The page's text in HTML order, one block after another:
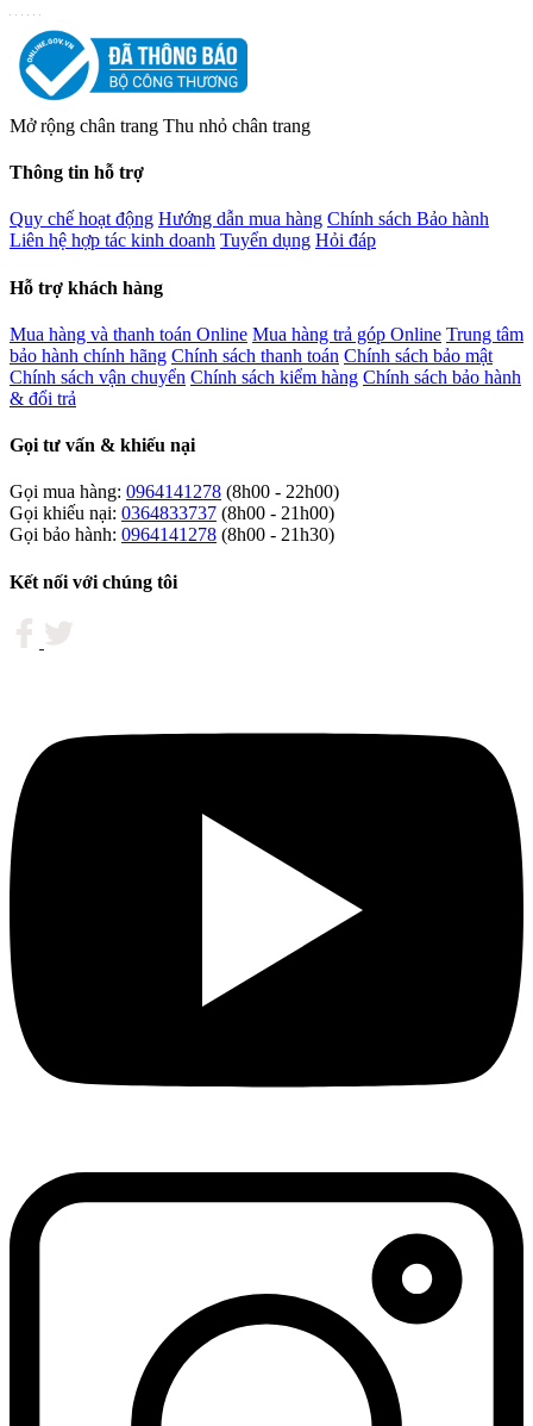
Bosch MSM6M622
Liên hệ
Chi tiết
Máy xay cầm tay
Liên hệ
Máy xay sinh tố
Liên hệ
Chi tiết
Bosch MMB6176B
Chi tiết
Sản phẩm bạn vừa xem
CÔNG TY CỔ PHẦN THƯƠNG MẠI DỊCH VỤ ĐIỆN MÁY
Minh
MST:0313157143 DO SỞ KẾ HOẠCH VÀ ĐẦU TƯ THÀNH
PHỐ HỒ CHÍ MINH CẤP NGÀY 11/03/2015
Điện thoại:0364833737
Email: CSKH@dienmayt.vn
Mở rộng chân trang Thu nhỏ chân trang
Thông tin hỗ trợ
Quy chế hoạt động Hướng dẫn mua hàng Chính sách Bảo hành
Liên hệ hợp tác kinh doanh
Tuyển dụng
Hỗ trợ khách hàng
Mua hàng và thanh toán Online
Trung tâm
bảo hành chính hãng
Chính sách bảo mật
Chính sách vận chuyển Chính sách kiểm hàng Chính sách bảo hành
Gọi mua hàng:0964141278(8h00 - 22h00)
Gọi khiếu nại:
Gọi bảo hành: